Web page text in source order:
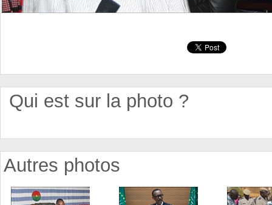
Qui est sur la photo ?
Autres photos